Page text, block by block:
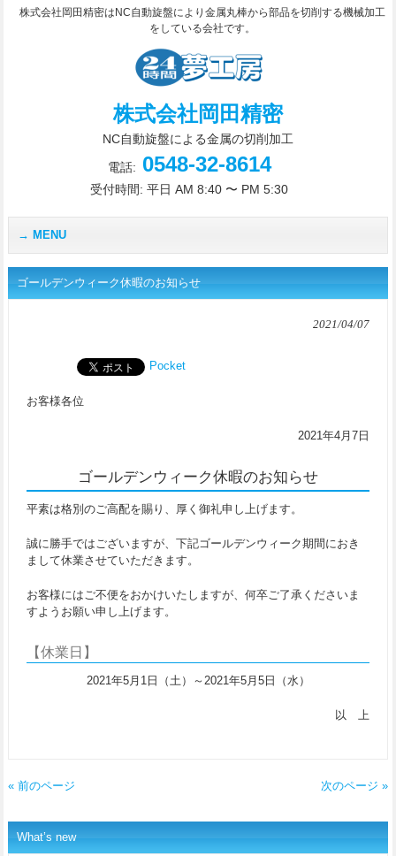
株式会社岡田精密はNC自動旋盤により金属丸棒から部品を切削する機械加工
をしている会社です。
株式会社岡田精密
NC自動旋盤による金属の切削加工
電話: 0548-32-8614
受付時間: 平日 AM 8:40 〜 PM 5:30
MENU
ゴールデンウィーク休暇のお知らせ
2021/04/07
Pocket
お客様各位
2021年4月7日
ゴールデンウィーク休暇のお知らせ
平素は格別のご高配を賜り、厚く御礼申し上げます。
誠に勝手ではございますが、下記ゴールデンウィーク期間におき
まして休業させていただきます。
お客様にはご不便をおかけいたしますが、何卒ご了承くださいま
すようお願い申し上げます。
【休業日】
2021年5月1日（土）～2021年5月5日（水）
以 上
« 前のページ 次のページ »
What’s new